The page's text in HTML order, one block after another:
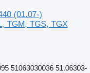
(01.07-)
TGM, TGS, TGX
51063030036 51.06303-